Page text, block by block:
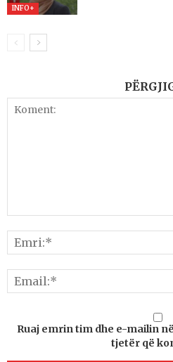
INFO+
Ruaj emrin tim dhe e-mailin
tjetër që